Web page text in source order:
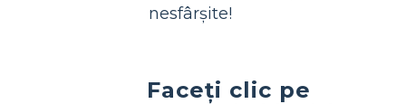
nesfârșite!
Faceți clic pe